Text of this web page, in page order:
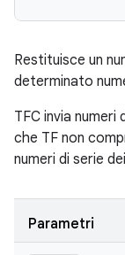
Restituisce un
determinato
TFC invia numeri
che TF non
numeri di serie
Parametri